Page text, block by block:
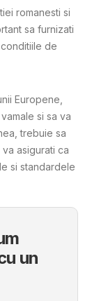
romanesti si
sa furnizati
de
Europene,
si sa va
trebuie sa
asigurati ca
si standardele
un